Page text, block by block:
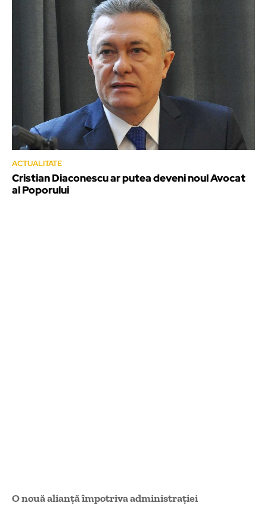
ACTUALITATE
Cristian Diaconescu ar putea deveni noul Avocat
al Poporului
O nouă alianță împotriva administrației